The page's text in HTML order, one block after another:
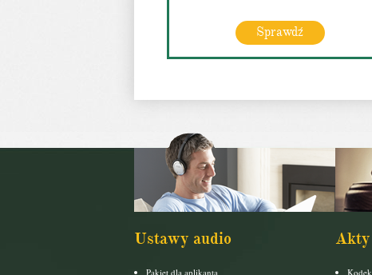
Sprawdź
Ustawy audio
Pakiet dla aplikanta
Akty